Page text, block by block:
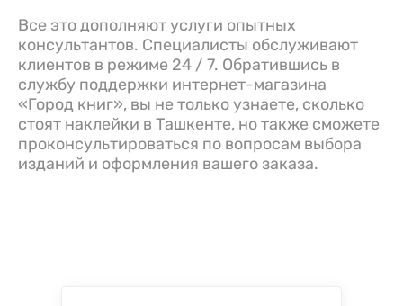
Все это дополняют услуги опытных
консультантов. Специалисты обслуживают
клиентов в режиме 24 / 7. Обратившись в
службу поддержки интернет-магазина
«Город книг», вы не только узнаете, сколько
стоят наклейки в Ташкенте, но также сможете
проконсультироваться по вопросам выбора
изданий и оформления вашего заказа.